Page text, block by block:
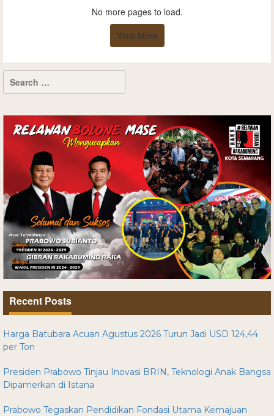
No more pages to load.
View More
Recent Posts
Harga Batubara Acuan Agustus 2026 Turun Jadi USD 124,44
per Ton
Presiden Prabowo Tinjau Inovasi BRIN, Teknologi Anak Bangsa
Dipamerkan di Istana
Prabowo Tegaskan Pendidikan Fondasi Utama Kemajuan